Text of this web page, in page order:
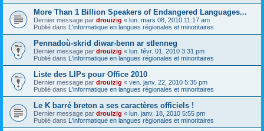
More Than 1 Billion Speakers of Endangered Languages...
Dernier message par drouizig « lun. mars 08, 2010 11:17 am
Publié dans L'informatique en langues régionales et minoritaires
Pennadoù-skrid diwar-benn ar stlenneg
Dernier message par drouizig « lun. févr. 01, 2010 3:31 pm
Publié dans L'informatique en langues régionales et minoritaires
Liste des LIPs pour Office 2010
Dernier message par drouizig « ven. janv. 22, 2010 5:35 pm
Publié dans L'informatique en langues régionales et minoritaires
Le K barré breton a ses caractères officiels !
Dernier message par drouizig « lun. janv. 18, 2010 5:55 pm
Publié dans L'informatique en langues régionales et minoritaires